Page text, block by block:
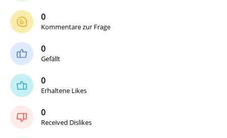
0
Kommentare zur Frage
0
Gefällt
0
Erhaltene Likes
0
Received Dislikes